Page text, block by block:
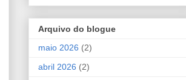
Arquivo do blogue
maio 2026 (2)
abril 2026 (2)